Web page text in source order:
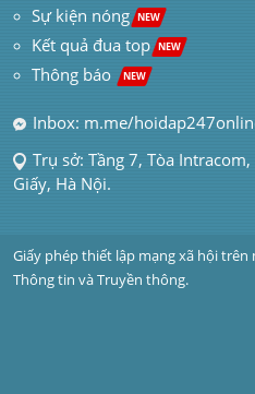
Sự kiện nóng NEW
Kết quả đua top NEW
Thông báo NEW
Inbox: m.me/
Trụ sở: Tầng 7, Tòa
Giấy, Hà Nội.
Giấy phép thiết lập mạng xã hội trên
Thông tin và Truyền thông.